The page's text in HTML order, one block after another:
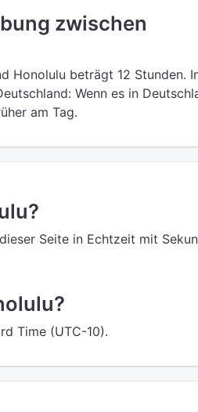
zwischen
Honolulu beträgt 12 Stunden.
Wenn es in
am Tag.
Seite in Echtzeit mit
Time (UTC-10).